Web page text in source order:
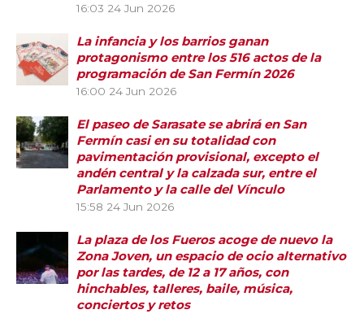
16:03 24 Jun 2026
La infancia y los barrios ganan
protagonismo entre los 516 actos de la
programación de San Fermín 2026
16:00 24 Jun 2026
El paseo de Sarasate se abrirá en San
Fermín casi en su totalidad con
pavimentación provisional, excepto el
andén central y la calzada sur, entre el
Parlamento y la calle del Vínculo
15:58 24 Jun 2026
La plaza de los Fueros acoge de nuevo la
Zona Joven, un espacio de ocio alternativo
por las tardes, de 12 a 17 años, con
hinchables, talleres, baile, música,
conciertos y retos